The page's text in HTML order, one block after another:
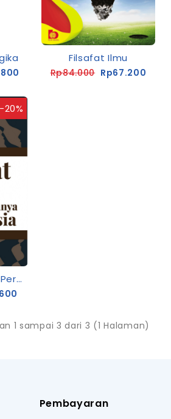
Filsafat Ilmu
Rp84.000 Rp67.200
-20%
Filsafat Ilmu Dan Perkembangannya Di Indonesia: Suatu Pengantar
1 sampai 3 dari 3 (1 Halaman)
Pembayaran